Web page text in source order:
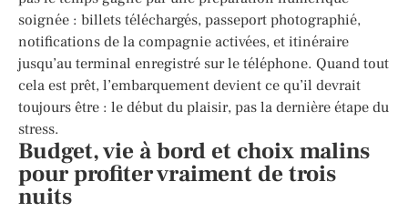
soignée : billets téléchargés, passeport photographié,
notifications de la compagnie activées, et itinéraire
jusqu’au terminal enregistré sur le téléphone. Quand tout
cela est prêt, l’embarquement devient ce qu’il devrait
toujours être : le début du plaisir, pas la dernière étape du
stress.
Budget, vie à bord et choix malins
pour profiter vraiment de trois
nuits